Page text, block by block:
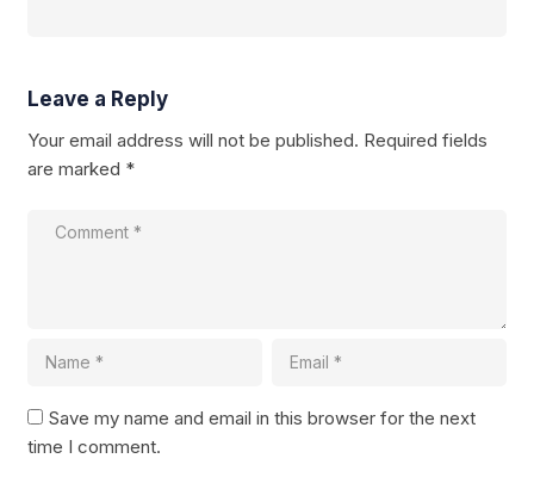
Leave a Reply
Your email address will not be published. Required fields
are marked *
Save my name and email in this browser for the next
time I comment.